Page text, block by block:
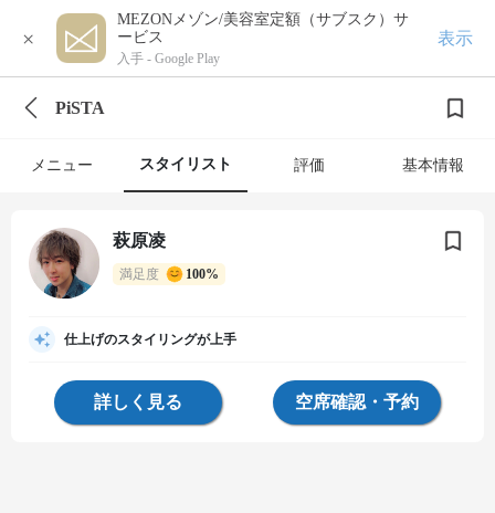
×
MEZONメゾン/美容室定額（サブスク）サ
ービス
入手 - Google Play
表示
PiSTA
メニュー スタイリスト 評価 基本情報
萩原凌
満足度 100%
仕上げのスタイリングが上手
詳しく見る 空席確認・予約